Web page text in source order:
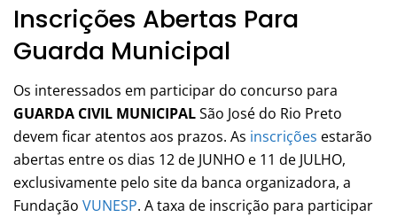
Inscrições Abertas Para
Guarda Municipal
Os interessados em participar do concurso para
GUARDA CIVIL MUNICIPALSão José do Rio Preto
devem ficar atentos aos prazos. As inscrições estarão
abertas entre os dias 12 de JUNHO e 11 de JULHO,
exclusivamente pelo site da banca organizadora, a
Fundação VUNESP. A taxa de inscrição para participar